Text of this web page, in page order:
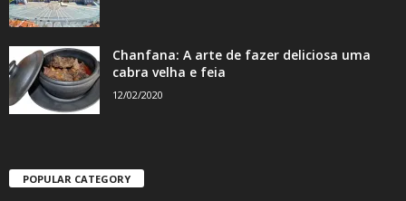
Chanfana: A arte de fazer deliciosa uma
cabra velha e feia
12/02/2020
POPULAR CATEGORY